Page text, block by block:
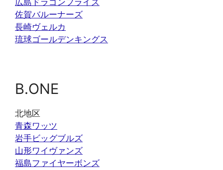
広島ドラゴンフライズ
佐賀バルーナーズ
長崎ヴェルカ
琉球ゴールデンキングス
B.ONE
北地区
青森ワッツ
岩手ビッグブルズ
山形ワイヴァンズ
福島ファイヤーボンズ